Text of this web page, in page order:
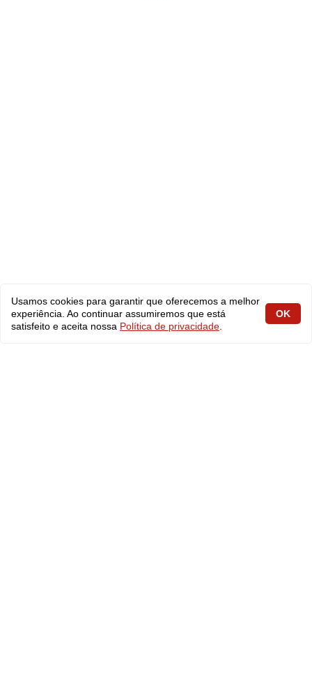
Usamos cookies para garantir que oferecemos a melhor
experiência. Ao continuar assumiremos que está
satisfeito e aceita nossa Política de privacidade
OK